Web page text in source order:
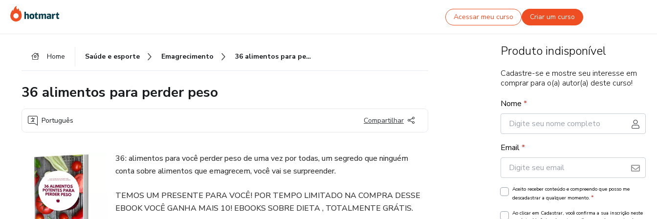
para
o
para
o
para
o
Acessar meu curso Criar um curso
Home Saúde e esporte Emagrecimento 36 alimentos para perder peso
36 alimentos para perder peso
Português Compartilhar
36: alimentos para você perder peso de uma vez por todas, um segredo que ninguém
conta sobre alimentos que emagrecem, você vai se surpreender.
TEMOS UM PRESENTE PARA VOCÊ! POR TEMPO LIMITADO NA COMPRA DESSE
EBOOK VOCÊ GANHA MAIS 10! EBOOKS SOBRE DIETA , TOTALMENTE GRÁTIS.
Produto indisponível
Cadastre-se e mostre seu interesse em
comprar para o(a) autor(a) deste curso!
Nome *
Email*
Aceito receber conteúdo e compreendo que posso me
descadastrar a qualquer momento. *
Ao clicar em Cadastrar, você confirma a sua inscrição neste